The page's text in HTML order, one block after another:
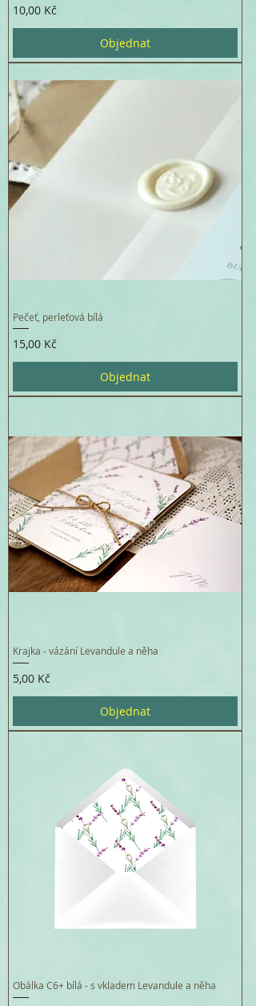
Cena
10,00 Kč
Objednat
Pečeť, perleťová bílá
Cena
15,00 Kč
Objednat
Krajka - vázání Levandule a něha
Cena
5,00 Kč
Objednat
Obálka C6+ bílá - s vkladem Levandule a něha